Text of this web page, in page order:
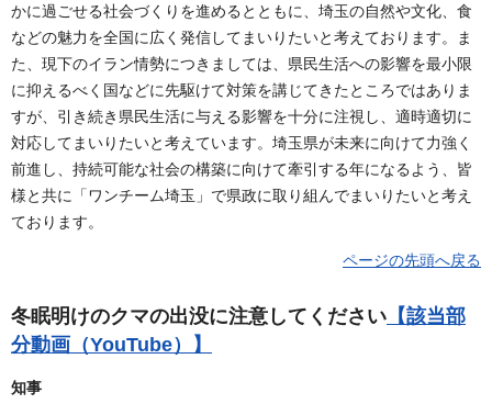
かに過ごせる社会づくりを進めるとともに、埼玉の自然や文化、食
などの魅力を全国に広く発信してまいりたいと考えております。ま
た、現下のイラン情勢につきましては、県民生活への影響を最小限
に抑えるべく国などに先駆けて対策を講じてきたところではありま
すが、引き続き県民生活に与える影響を十分に注視し、適時適切に
対応してまいりたいと考えています。埼玉県が未来に向けて力強く
前進し、持続可能な社会の構築に向けて牽引する年になるよう、皆
様と共に「ワンチーム埼玉」で県政に取り組んでまいりたいと考え
ております。
ページの先頭へ戻る
冬眠明けのクマの出没に注意してください 【該当部
分動画（YouTube）】
知事